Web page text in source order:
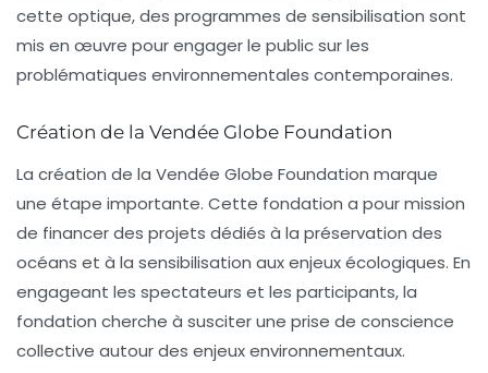
cette optique, des programmes de sensibilisation sont
mis en œuvre pour engager le public sur les
problématiques environnementales contemporaines.
Création de la Vendée Globe Foundation
La création de la Vendée Globe Foundation marque
une étape importante. Cette fondation a pour mission
de financer des projets dédiés à la préservation des
océans et à la sensibilisation aux enjeux écologiques. En
engageant les spectateurs et les participants, la
fondation cherche à susciter une prise de conscience
collective autour des enjeux environnementaux.